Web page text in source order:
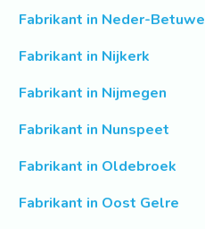
Fabrikant in Neder-Betuwe
Fabrikant in Nijkerk
Fabrikant in Nijmegen
Fabrikant in Nunspeet
Fabrikant in Oldebroek
Fabrikant in Oost Gelre